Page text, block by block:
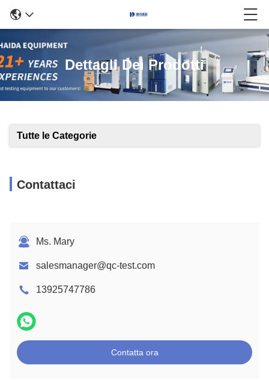
Dettagli Dei Prodotti
Tutte le Categorie
Contattaci
Ms. Mary
salesmanager@qc-test.com
13925747786
Contatta ora